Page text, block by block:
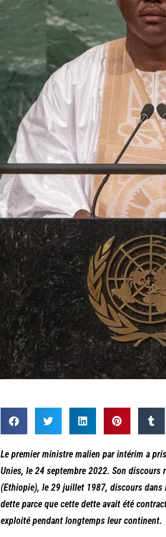
Le premier ministre malien par intérim a
Unies, le 24 septembre 2022. Son discours
(Ethiopie), le 29 juillet 1987, discours dans
dette parce que cette dette avait été
exploité pendant longtemps leur continent.